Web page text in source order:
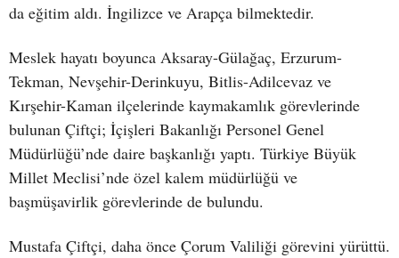
da eğitim aldı. İngilizce ve Arapça bilmektedir.
Meslek hayatı boyunca Aksaray-Gülağaç, Erzurum-
Tekman, Nevşehir-Derinkuyu, Bitlis-Adilcevaz ve
Kırşehir-Kaman ilçelerinde kaymakamlık görevlerinde
bulunan Çiftçi; İçişleri Bakanlığı Personel Genel
Müdürlüğü’nde daire başkanlığı yaptı. Türkiye Büyük
Millet Meclisi’nde özel kalem müdürlüğü ve
başmüşavirlik görevlerinde de bulundu.
Mustafa Çiftçi, daha önce Çorum Valiliği görevini yürüttü.